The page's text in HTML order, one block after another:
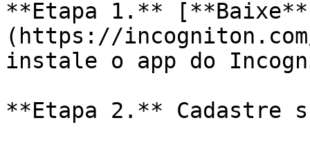
**Etapa 1.**
(https://
instale o app do
**Etapa 2.** Cadastre